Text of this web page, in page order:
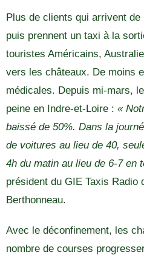
Plus de clients qui arrivent
puis prennent un taxi à la
touristes Américains,
vers les châteaux. De moins
médicales. Depuis mi-mars,
peine en Indre-et-Loire : «
baissé de 50%. Dans la
de voitures au lieu de 40,
4h du matin au lieu de 6-7 en
président du GIE Taxis Radio
Berthonneau.
Avec le déconfinement, les
nombre de courses